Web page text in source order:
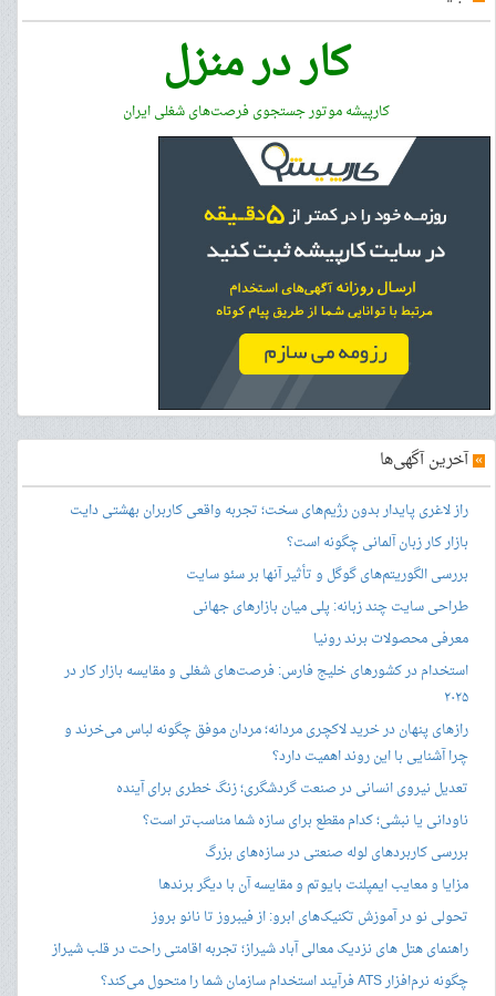
کار در منزل
کارپیشه موتور جستجوی فرصت‌های شغلی ایران
»آخرین آگهی‌ها
راز لاغری پایدار بدون رژیم‌های سخت؛ تجربه واقعی کاربران بهشتی دایت
بازار کار زبان آلمانی چگونه است؟
بررسی الگوریتم‌های گوگل و تأثیر آنها بر سئو سایت
طراحی سایت چند زبانه: پلی میان بازارهای جهانی
معرفی محصولات برند رونیا
استخدام در کشورهای خلیج فارس: فرصت‌های شغلی و مقایسه بازار کار در
۲۰۲۵
رازهای پنهان در خرید لاکچری مردانه؛ مردان موفق چگونه لباس می‌خرند و
چرا آشنایی با این روند اهمیت دارد؟
تعدیل نیروی انسانی در صنعت گردشگری؛ زنگ خطری برای آینده
ناودانی یا نبشی؛ کدام مقطع برای سازه شما مناسب‌تر است؟
بررسی کاربردهای لوله صنعتی در سازه‌های بزرگ
مزایا و معایب ایمپلنت بایوتم و مقایسه آن با دیگر برندها
تحولی نو در آموزش تکنیک‌های ابرو: از فیبروز تا نانو بروز
راهنمای هتل های نزدیک معالی آباد شیراز؛ تجربه اقامتی راحت در قلب شیراز
چگونه نرم‌افزار ATS فرآیند استخدام سازمان شما را متحول می‌کند؟